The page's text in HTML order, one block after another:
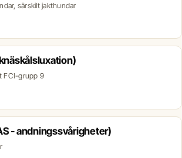
särskilt jakthundar
FCI-grupp 9
- andningssvårigheter)